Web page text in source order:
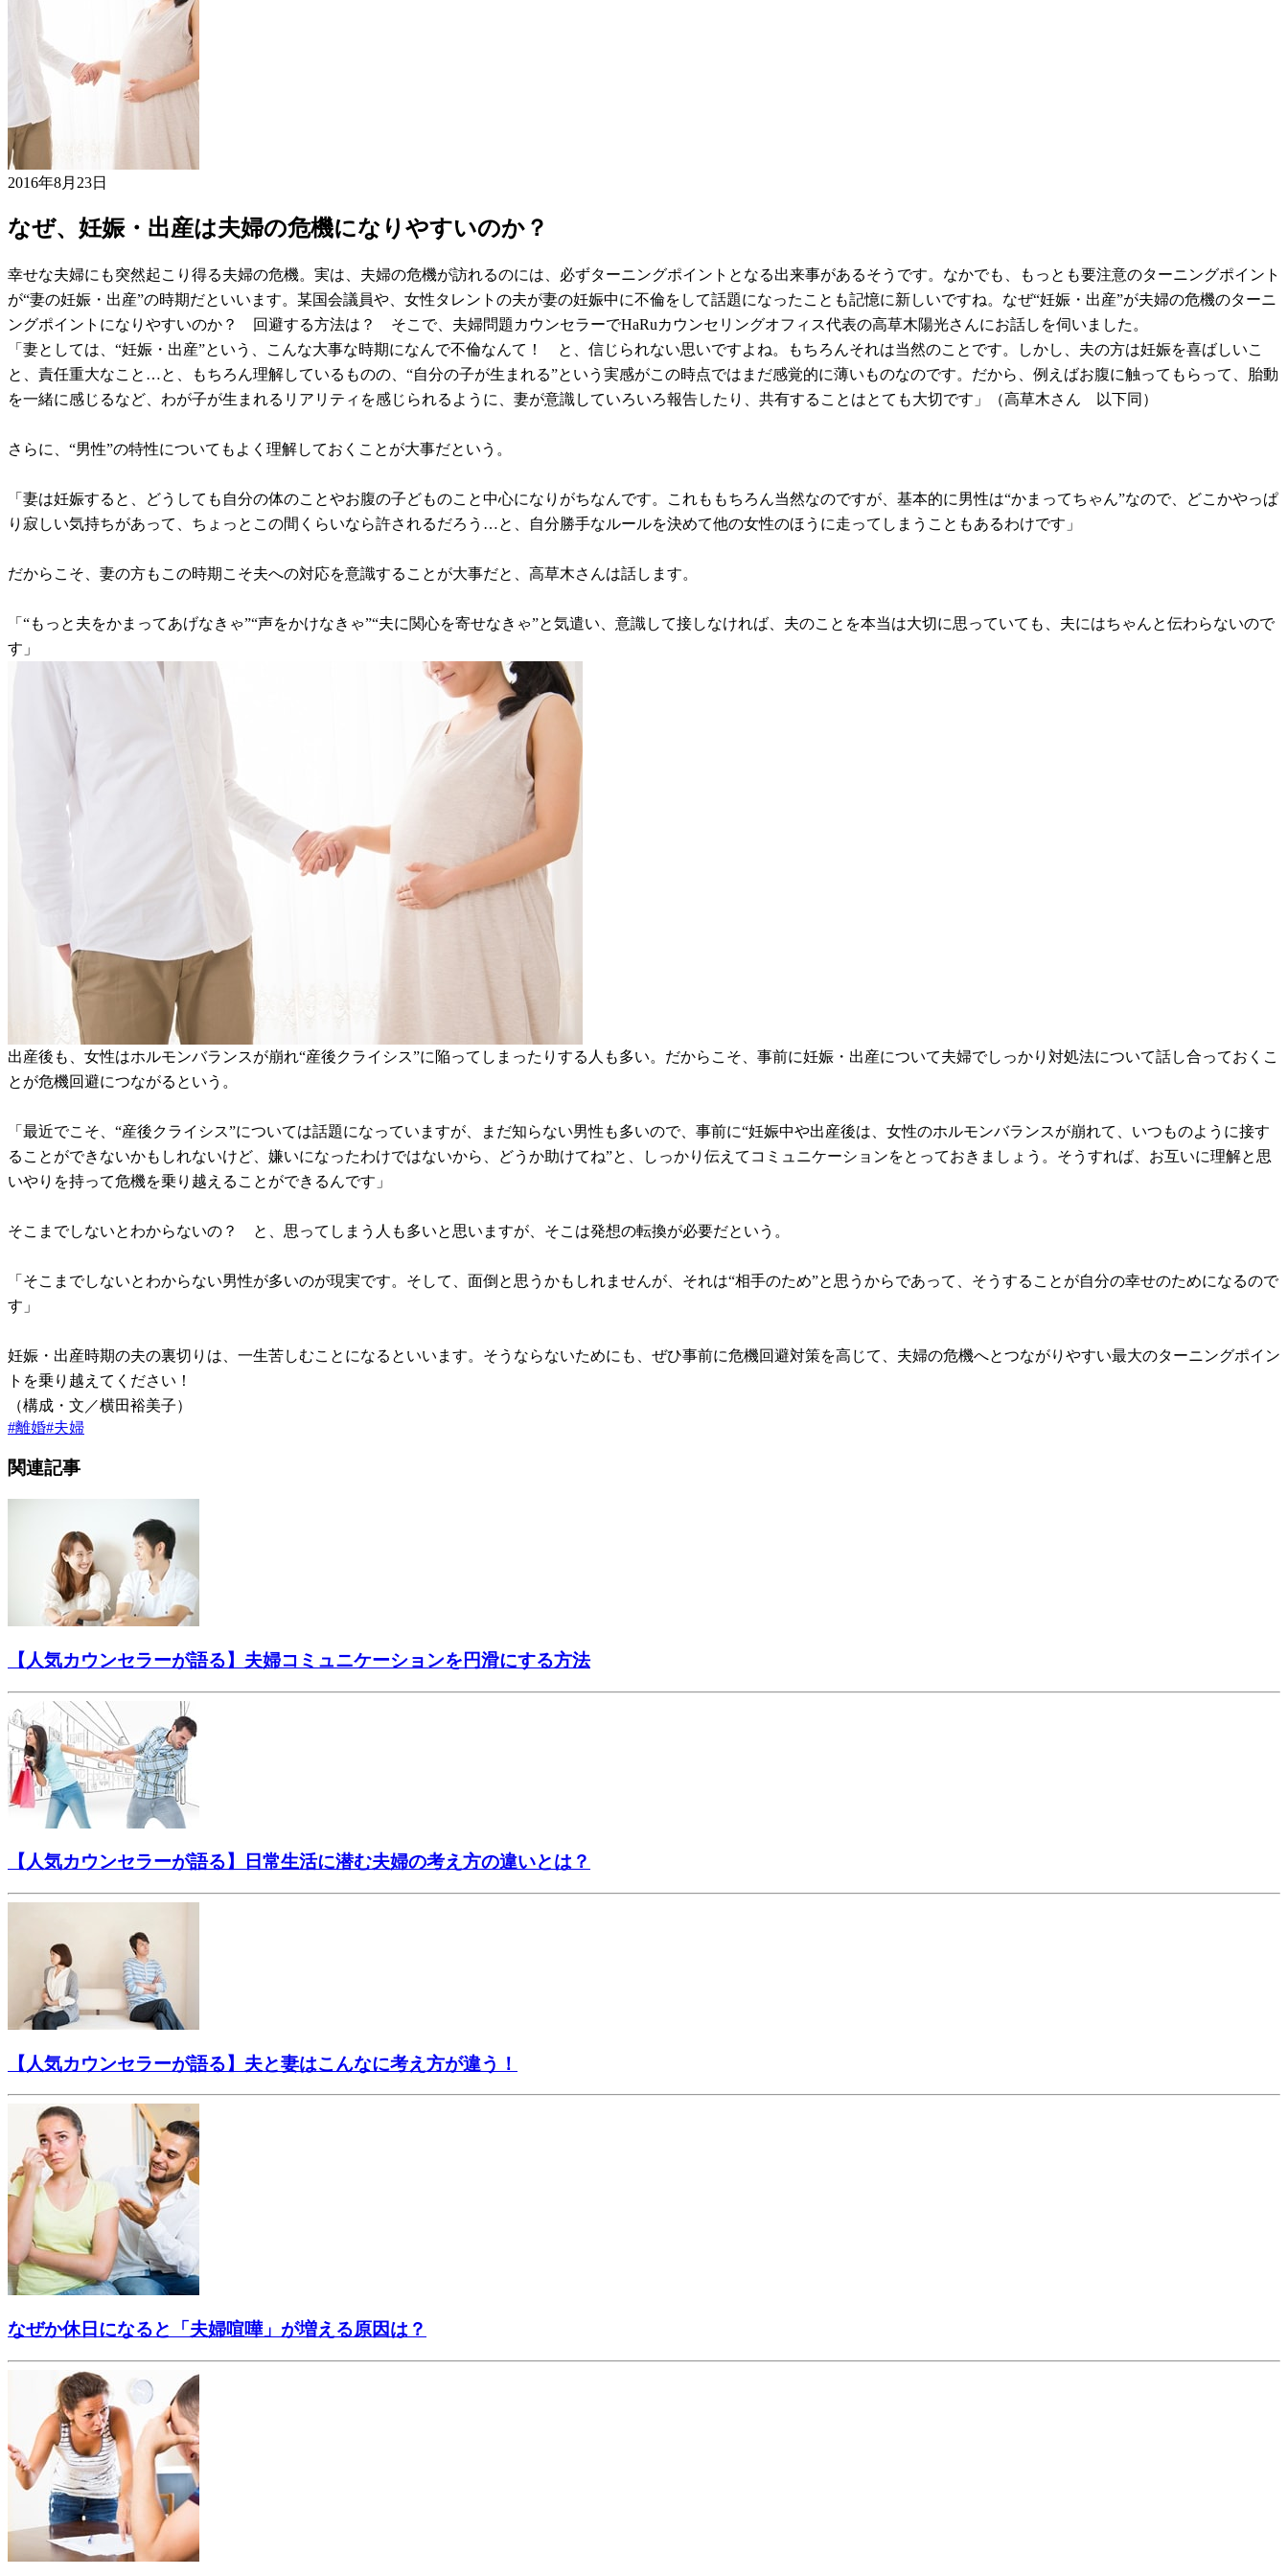
2016年8月23日
なぜ、妊娠・出産は夫婦の危機になりやすいのか？
幸せな夫婦にも突然起こり得る夫婦の危機。実は、夫婦の危機が訪れるのには、必ずターニングポイントとなる出来事があるそうです。なかでも、もっとも要注意のターニングポイント
が“妻の妊娠・出産”の時期だといいます。某国会議員や、女性タレントの夫が妻の妊娠中に不倫をして話題になったことも記憶に新しいですね。なぜ“妊娠・出産”が夫婦の危機のターニ
ングポイントになりやすいのか？ 回避する方法は？ そこで、夫婦問題カウンセラーでHaRuカウンセリングオフィス代表の高草木陽光さんにお話しを伺いました。
「妻としては、“妊娠・出産”という、こんな大事な時期になんで不倫なんて！ と、信じられない思いですよね。もちろんそれは当然のことです。しかし、夫の方は妊娠を喜ばしいこ
と、責任重大なこと…と、もちろん理解しているものの、“自分の子が生まれる”という実感がこの時点ではまだ感覚的に薄いものなのです。だから、例えばお腹に触ってもらって、胎動
を一緒に感じるなど、わが子が生まれるリアリティを感じられるように、妻が意識していろいろ報告したり、共有することはとても大切です」（高草木さん 以下同）
さらに、“男性”の特性についてもよく理解しておくことが大事だという。
「妻は妊娠すると、どうしても自分の体のことやお腹の子どものこと中心になりがちなんです。これももちろん当然なのですが、基本的に男性は“かまってちゃん”なので、どこかやっぱ
り寂しい気持ちがあって、ちょっとこの間くらいなら許されるだろう…と、自分勝手なルールを決めて他の女性のほうに走ってしまうこともあるわけです」
だからこそ、妻の方もこの時期こそ夫への対応を意識することが大事だと、高草木さんは話します。
「“もっと夫をかまってあげなきゃ”“声をかけなきゃ”“夫に関心を寄せなきゃ”と気遣い、意識して接しなければ、夫のことを本当は大切に思っていても、夫にはちゃんと伝わらないので
す」
出産後も、女性はホルモンバランスが崩れ“産後クライシス”に陥ってしまったりする人も多い。だからこそ、事前に妊娠・出産について夫婦でしっかり対処法について話し合っておくこ
とが危機回避につながるという。
「最近でこそ、“産後クライシス”については話題になっていますが、まだ知らない男性も多いので、事前に“妊娠中や出産後は、女性のホルモンバランスが崩れて、いつものように接す
ることができないかもしれないけど、嫌いになったわけではないから、どうか助けてね”と、しっかり伝えてコミュニケーションをとっておきましょう。そうすれば、お互いに理解と思
いやりを持って危機を乗り越えることができるんです」
そこまでしないとわからないの？ と、思ってしまう人も多いと思いますが、そこは発想の転換が必要だという。
「そこまでしないとわからない男性が多いのが現実です。そして、面倒と思うかもしれませんが、それは“相手のため”と思うからであって、そうすることが自分の幸せのためになるので
す」
妊娠・出産時期の夫の裏切りは、一生苦しむことになるといいます。そうならないためにも、ぜひ事前に危機回避対策を高じて、夫婦の危機へとつながりやすい最大のターニングポイン
トを乗り越えてください！
（構成・文／横田裕美子）
#離婚#夫婦
関連記事
【人気カウンセラーが語る】夫婦コミュニケーションを円滑にする方法
【人気カウンセラーが語る】日常生活に潜む夫婦の考え方の違いとは？
【人気カウンセラーが語る】夫と妻はこんなに考え方が違う！
なぜか休日になると「夫婦喧嘩」が増える原因は？